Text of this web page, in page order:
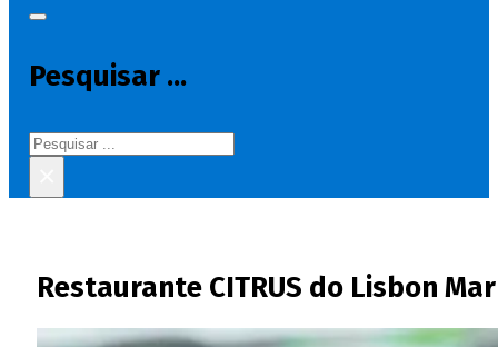
Pesquisar ...
Pesquisar
Restaurante CITRUS do Lisbon